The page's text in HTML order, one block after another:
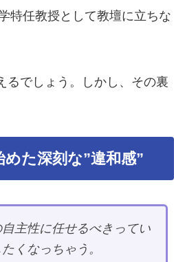
特任教授として教壇に立ちな
るでしょう。しかし、その裏
た深刻な”違和感”
主性に任せるべきってい
くなっちゃう。